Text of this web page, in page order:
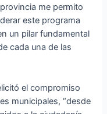
me permito
este programa
un pilar fundamental
cada una de las
el compromiso
municipales, “desde